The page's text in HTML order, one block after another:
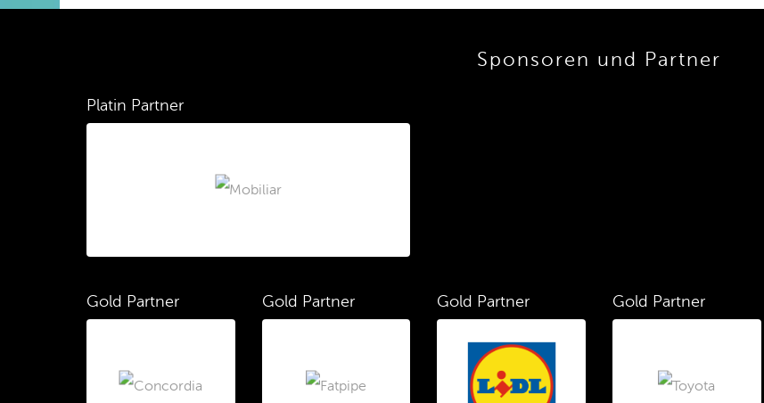
Sponsoren und Partner
Platin Partner
Gold Partner Gold Partner Gold Partner Gold Partner